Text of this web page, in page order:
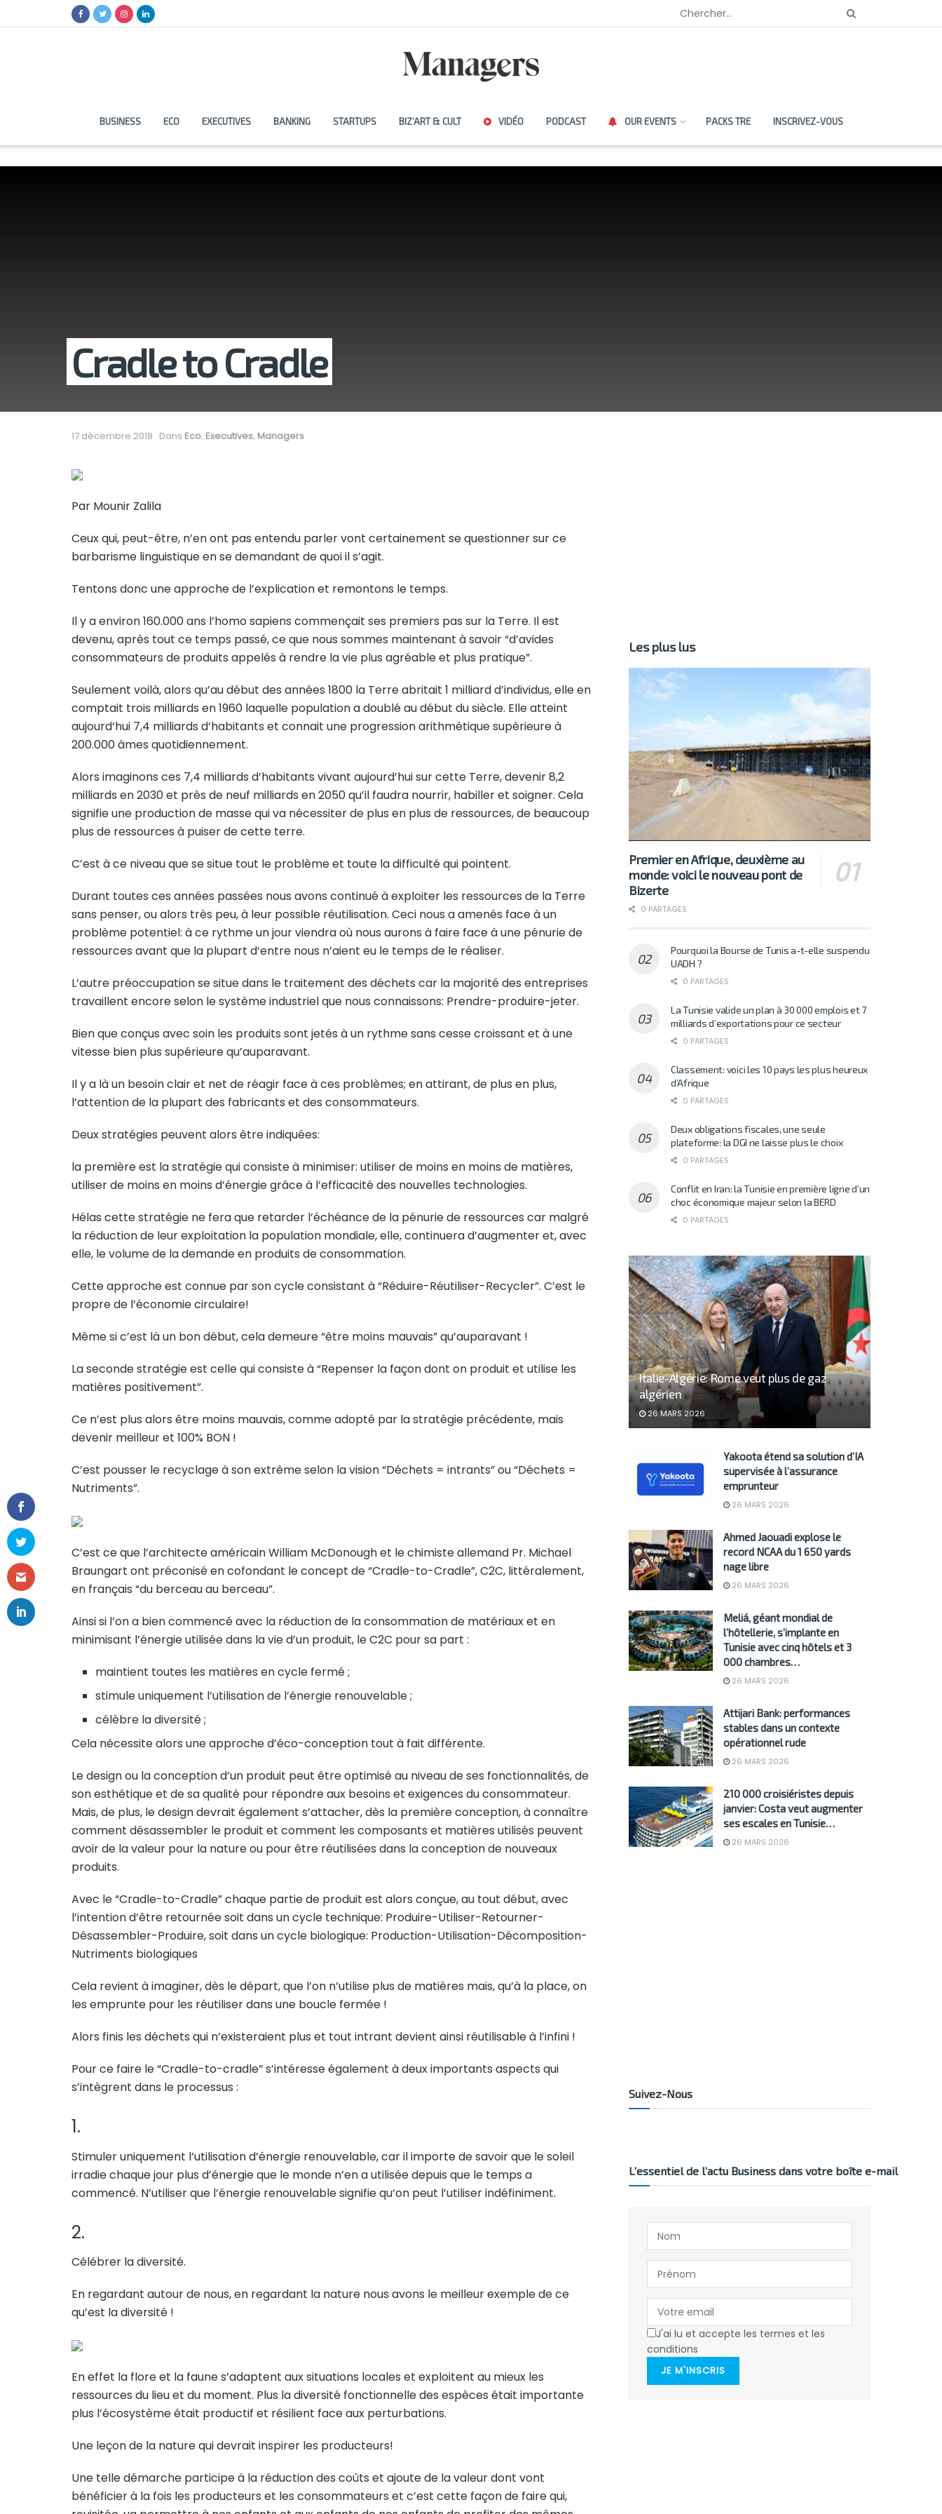
BUSINESS ECO EXECUTIVES BANKING STARTUPS BIZ’ART & CULT VIDÉO PODCAST OUR EVENTS PACKS TRE INSCRIVEZ-VOUS
Cradle to Cradle
17 décembre 2018 Dans Eco, Executives, Managers
Par Mounir Zalila
Ceux qui, peut-être, n’en ont pas entendu parler vont certainement se questionner sur ce
barbarisme linguistique en se demandant de quoi il s’agit.
Tentons donc une approche de l’explication et remontons le temps.
Il y a environ 160.000 ans l’homo sapiens commençait ses premiers pas sur la Terre. Il est
devenu, après tout ce temps passé, ce que nous sommes maintenant à savoir “d’avides
consommateurs de produits appelés à rendre la vie plus agréable et plus pratique”.
Seulement voilà, alors qu’au début des années 1800 la Terre abritait 1 milliard d’individus, elle en
comptait trois milliards en 1960 laquelle population a doublé au début du siècle. Elle atteint
aujourd’hui 7,4 milliards d’habitants et connait une progression arithmétique supérieure à
200.000 âmes quotidiennement.
Alors imaginons ces 7,4 milliards d’habitants vivant aujourd’hui sur cette Terre, devenir 8,2
milliards en 2030 et près de neuf milliards en 2050 qu’il faudra nourrir, habiller et soigner. Cela
signifie une production de masse qui va nécessiter de plus en plus de ressources, de beaucoup
plus de ressources à puiser de cette terre.
C’est à ce niveau que se situe tout le problème et toute la difficulté qui pointent.
Durant toutes ces années passées nous avons continué à exploiter les ressources de la Terre
sans penser, ou alors très peu, à leur possible réutilisation. Ceci nous a amenés face à un
problème potentiel: à ce rythme un jour viendra où nous aurons à faire face à une pénurie de
ressources avant que la plupart d’entre nous n’aient eu le temps de le réaliser.
L’autre préoccupation se situe dans le traitement des déchets car la majorité des entreprises
travaillent encore selon le système industriel que nous connaissons: Prendre-produire-jeter.
Bien que conçus avec soin les produits sont jetés à un rythme sans cesse croissant et à une
vitesse bien plus supérieure qu’auparavant.
Il y a là un besoin clair et net de réagir face à ces problèmes; en attirant, de plus en plus,
l’attention de la plupart des fabricants et des consommateurs.
Deux stratégies peuvent alors être indiquées:
la première est la stratégie qui consiste à minimiser: utiliser de moins en moins de matières,
utiliser de moins en moins d’énergie grâce à l’efficacité des nouvelles technologies.
Hélas cette stratégie ne fera que retarder l’échéance de la pénurie de ressources car malgré
la réduction de leur exploitation la population mondiale, elle, continuera d’augmenter et, avec
elle, le volume de la demande en produits de consommation.
Cette approche est connue par son cycle consistant à “Réduire-Réutiliser-Recycler”. C’est le
propre de l’économie circulaire!
Même si c’est là un bon début, cela demeure “être moins mauvais” qu’auparavant !
La seconde stratégie est celle qui consiste à “Repenser la façon dont on produit et utilise les
matières positivement”.
Ce n’est plus alors être moins mauvais, comme adopté par la stratégie précédente, mais
devenir meilleur et 100% BON !
C’est pousser le recyclage à son extrême selon la vision “Déchets = intrants” ou “Déchets =
Nutriments”.
C’est ce que l’architecte américain William McDonough et le chimiste allemand Pr. Michael
Braungart ont préconisé en cofondant le concept de “Cradle-to-Cradle”, C2C, littéralement,
en français “du berceau au berceau”.
Ainsi si l’on a bien commencé avec la réduction de la consommation de matériaux et en
minimisant l’énergie utilisée dans la vie d’un produit, le C2C pour sa part :
maintient toutes les matières en cycle fermé ;
stimule uniquement l’utilisation de l’énergie renouvelable ;
célèbre la diversité ;
Cela nécessite alors une approche d’éco-conception tout à fait différente.
Le design ou la conception d’un produit peut être optimisé au niveau de ses fonctionnalités, de
son esthétique et de sa qualité pour répondre aux besoins et exigences du consommateur.
Mais, de plus, le design devrait également s’attacher, dès la première conception, à connaître
comment désassembler le produit et comment les composants et matières utilisés peuvent
avoir de la valeur pour la nature ou pour être réutilisées dans la conception de nouveaux
produits.
Avec le “Cradle-to-Cradle” chaque partie de produit est alors conçue, au tout début, avec
l’intention d’être retournée soit dans un cycle technique: Produire-Utiliser-Retourner-
Désassembler-Produire, soit dans un cycle biologique: Production-Utilisation-Décomposition-
Nutriments biologiques
Cela revient à imaginer, dès le départ, que l’on n’utilise plus de matières mais, qu’à la place, on
les emprunte pour les réutiliser dans une boucle fermée !
Alors finis les déchets qui n’existeraient plus et tout intrant devient ainsi réutilisable à l’infini !
Pour ce faire le “Cradle-to-cradle” s’intéresse également à deux importants aspects qui
s’intègrent dans le processus :
1.
Stimuler uniquement l’utilisation d’énergie renouvelable, car il importe de savoir que le soleil
irradie chaque jour plus d’énergie que le monde n’en a utilisée depuis que le temps a
commencé. N’utiliser que l’énergie renouvelable signifie qu’on peut l’utiliser indéfiniment.
2.
Célébrer la diversité.
En regardant autour de nous, en regardant la nature nous avons le meilleur exemple de ce
qu’est la diversité !
En effet la flore et la faune s’adaptent aux situations locales et exploitent au mieux les
ressources du lieu et du moment. Plus la diversité fonctionnelle des espèces était importante
plus l’écosystème était productif et résilient face aux perturbations.
Une leçon de la nature qui devrait inspirer les producteurs!
Une telle démarche participe à la réduction des coûts et ajoute de la valeur dont vont
bénéficier à la fois les producteurs et les consommateurs et c’est cette façon de faire qui,
Les plus lus
Premier en Afrique, deuxième au
monde: voici le nouveau pont de
Bizerte
0 PARTAGES
Pourquoi la Bourse de Tunis a-t-elle suspendu
UADH ?
0 PARTAGES
La Tunisie valide un plan à 30 000 emplois et 7
milliards d’exportations pour ce secteur
0 PARTAGES
Classement: voici les 10 pays les plus heureux
d’Afrique
0 PARTAGES
Deux obligations fiscales, une seule
plateforme: la DGI ne laisse plus le choix
0 PARTAGES
Conflit en Iran: la Tunisie en première ligne d’un
choc économique majeur selon la BERD
0 PARTAGES
Italie-Algérie: Rome veut plus de gaz
algérien
26 MARS 2026
Yakoota étend sa solution d’IA
supervisée à l’assurance
emprunteur
26 MARS 2026
Ahmed Jaouadi explose le
record NCAA du 1 650 yards
nage libre
26 MARS 2026
Meliá, géant mondial de
l’hôtellerie, s’implante en
Tunisie avec cinq hôtels et 3
000 chambres…
26 MARS 2026
Attijari Bank: performances
stables dans un contexte
opérationnel rude
26 MARS 2026
210 000 croisiéristes depuis
janvier: Costa veut augmenter
ses escales en Tunisie…
26 MARS 2026
Suivez-Nous
L’essentiel de l’actu Business dans votre boîte e-mail
J'ai lu et accepte les termes et les
conditions
JE M'INSCRIS